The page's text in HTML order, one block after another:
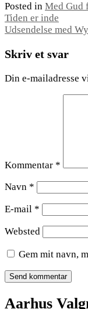
Posted in Med Gud
Tiden er inde
Udsendelse med
Skriv et svar
Din e-mailadresse
Kommentar *
Navn *
E-mail *
Websted
Gem mit navn,
Aarhus